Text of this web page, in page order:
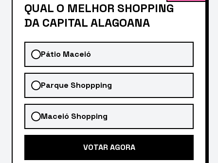
QUAL O MELHOR SHOPPING
DA CAPITAL ALAGOANA
Pátio Maceió
Parque Shoppping
Maceió Shopping
VOTAR AGORA